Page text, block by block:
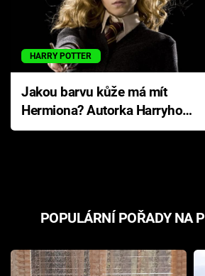
HARRY POTTER
Jakou barvu kůže má mít
Hermiona? Autorka Harryho
Pottera přišla s ráznou
POPULÁRNÍ POŘADY NA